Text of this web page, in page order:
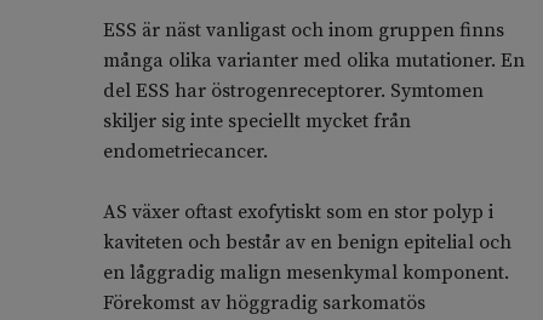
ESS är näst vanligast och inom gruppen finns
många olika varianter med olika mutationer. En
del ESS har östrogenreceptorer. Symtomen
skiljer sig inte speciellt mycket från
endometriecancer.
AS växer oftast exofytiskt som en stor polyp i
kaviteten och består av en benign epitelial och
en låggradig malign mesenkymal komponent.
Förekomst av höggradig sarkomatös